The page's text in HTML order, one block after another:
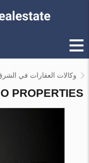
وكالات العقارات في
PROPERTIES